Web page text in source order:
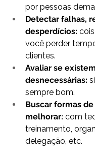
por pessoas
Detectar falhas,
desperdícios:
você perder
clientes.
Avaliar se
desnecessárias:
sempre bom.
Buscar formas de
melhorar: com
treinamento,
delegação, etc.